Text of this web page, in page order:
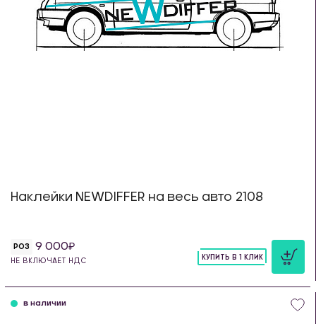
Наклейки NEWDIFFER на весь авто 2108
РОЗ 9 000
НЕ ВКЛЮЧАЕТ НДС
КУПИТЬ В 1 КЛИК
в наличии